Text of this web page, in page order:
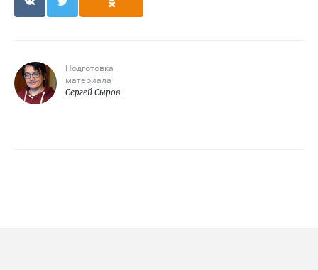
Подготовка
материала
Сергей Сыров